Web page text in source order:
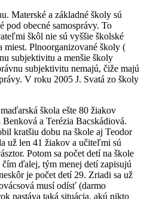
Materské a základné školy sú
pod obecné samosprávy. To
škôl nie sú vyššie školské
miest. Plnoorganizované školy (
subjektivitu a menšie školy
subjektivitu nemajú, čiže majú
V roku 2005 J. Svatá zo školy
škola ešte 80 žiakov
a Terézia Bacskádiová.
kratšiu dobu na škole aj Teodor
už len 41 žiakov a učiteľmi sú
Potom sa počet detí na škole
ďalej, tým menej detí zapisujú
je počet detí 29. Zriadi sa už
musí odísť (darmo
nastáva taká situácia, akú nikto